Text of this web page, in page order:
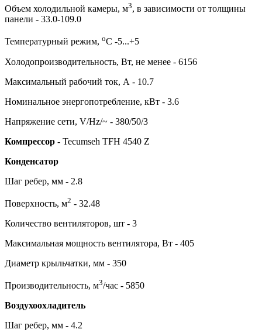
Объем холодильной камеры, м3, в зависимости от толщины
панели - 33.0-109.0
Температурный режим, оС -5...+5
Холодопроизводительность, Вт, не менее - 6156
Максимальный рабочий ток, А - 10.7
Номинальное энергопотребление, кВт - 3.6
Напряжение сети, V/Hz/~ - 380/50/3
Компрессор - Tecumseh TFH 4540 Z
Конденсатор
Шаг ребер, мм - 2.8
Поверхность, м2 - 32.48
Количество вентиляторов, шт - 3
Максимальная мощность вентилятора, Вт - 405
Диаметр крыльчатки, мм - 350
Производительность, м3/час - 5850
Воздухоохладитель
Шаг ребер, мм - 4.2